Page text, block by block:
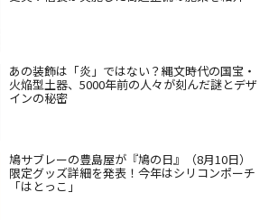
あの装飾は「炎」ではない？縄文時代の国宝・
火焔型土器、5000年前の人々が刻んだ謎とデザ
インの秘密
鳩サブレーの豊島屋が『鳩の日』（8月10日）
限定グッズ詳細を発表！今年はシリコンポーチ
「はとっこ」